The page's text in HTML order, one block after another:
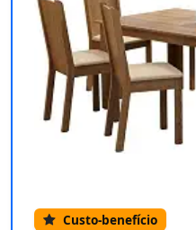
Custo-benefício